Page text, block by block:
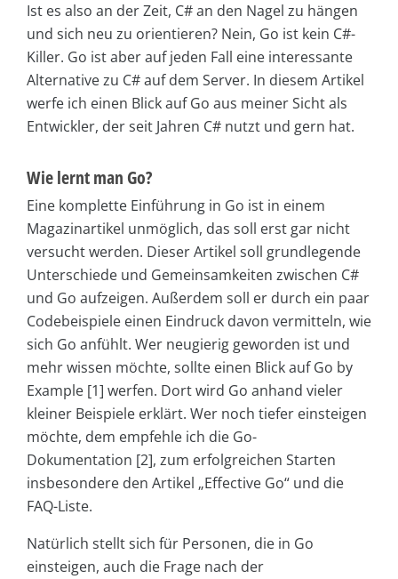
Ist es also an der Zeit, C# an den Nagel zu hängen
und sich neu zu orientieren? Nein, Go ist kein C#-
Killer. Go ist aber auf jeden Fall eine interessante
Alternative zu C# auf dem Server. In diesem Artikel
werfe ich einen Blick auf Go aus meiner Sicht als
Entwickler, der seit Jahren C# nutzt und gern hat.
Wie lernt man Go?
Eine komplette Einführung in Go ist in einem
Magazinartikel unmöglich, das soll erst gar nicht
versucht werden. Dieser Artikel soll grundlegende
Unterschiede und Gemeinsamkeiten zwischen C#
und Go aufzeigen. Außerdem soll er durch ein paar
Codebeispiele einen Eindruck davon vermitteln, wie
sich Go anfühlt. Wer neugierig geworden ist und
mehr wissen möchte, sollte einen Blick auf Go by
Example [1] werfen. Dort wird Go anhand vieler
kleiner Beispiele erklärt. Wer noch tiefer einsteigen
möchte, dem empfehle ich die Go-
Dokumentation [2], zum erfolgreichen Starten
insbesondere den Artikel „Effective Go“ und die
FAQ-Liste.
Natürlich stellt sich für Personen, die in Go
einsteigen, auch die Frage nach der